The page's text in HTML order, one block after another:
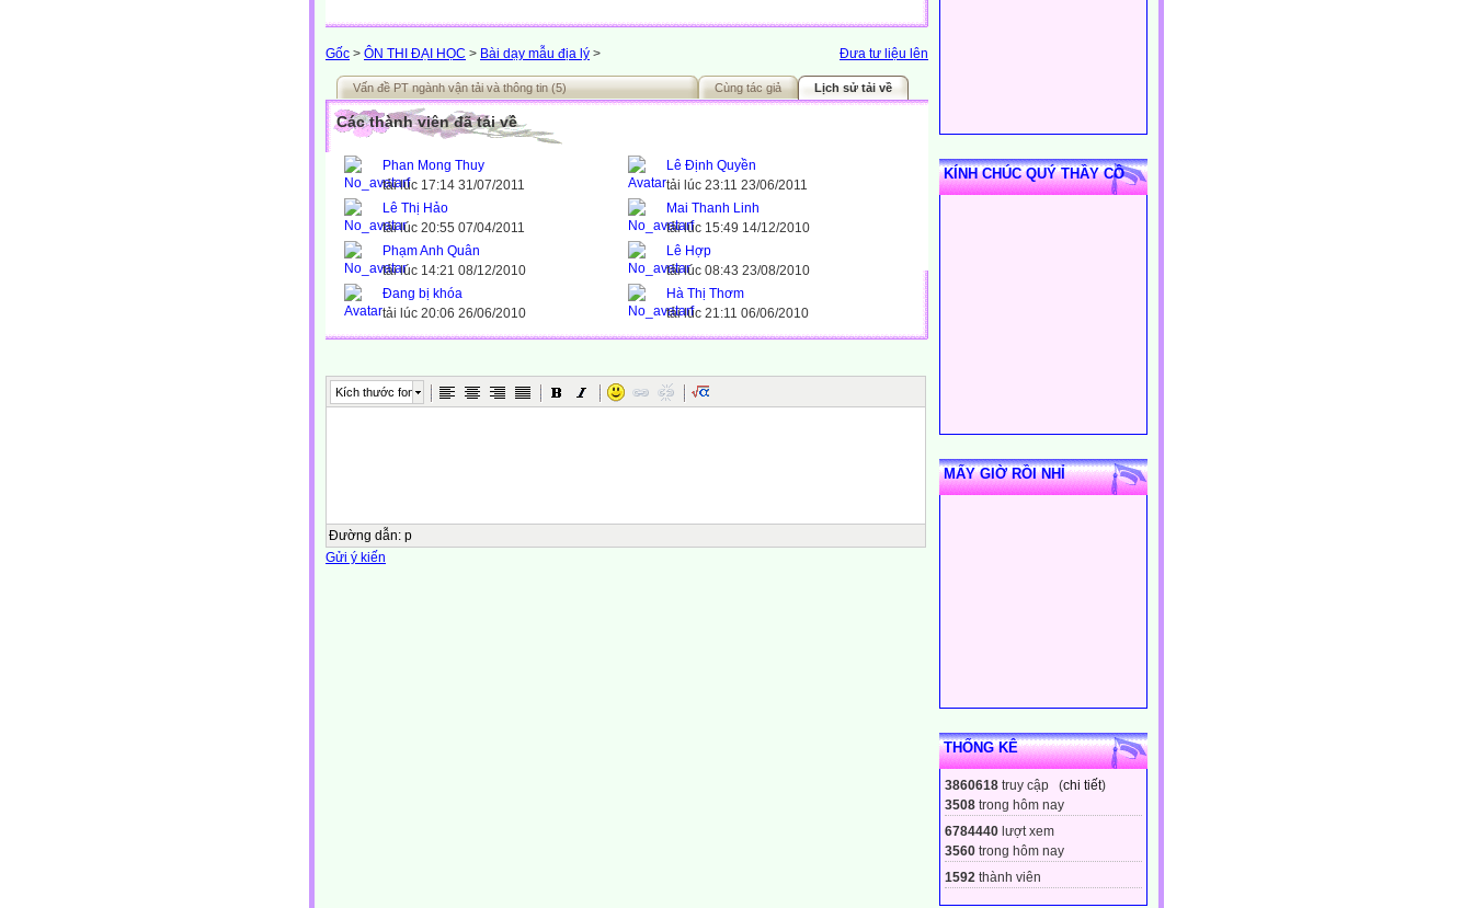
KÍNH CHÚC QUÝ THẦY CÔ
MẤY GIỜ RỒI NHỈ
THỐNG KÊ
3860618 truy cập (chi tiết)
3508 trong hôm nay
6784440 lượt xem
3560 trong hôm nay
1592 thành viên
Đưa tư liệu lên
Gốc > ÔN THI ĐẠI HỌC > Bài dạy mẫu địa lý >
Vấn đề PT ngành vận tải và thông tin (5) Cùng tác giả Lịch sử tải về
Các thành viên đã tải về
Phan Mong Thuy
tải lúc 17:14 31/07/2011
Lê Định Quyền
tải lúc 23:11 23/06/2011
Lê Thị Hảo
tải lúc 20:55 07/04/2011
Mai Thanh Linh
tải lúc 15:49 14/12/2010
Phạm Anh Quân
tải lúc 14:21 08/12/2010
Lê Hợp
tải lúc 08:43 23/08/2010
Đang bị khóa
tải lúc 20:06 26/06/2010
Hà Thị Thơm
tải lúc 21:11 06/06/2010
Kích thước font
Đường dẫn: p
Gửi ý kiến